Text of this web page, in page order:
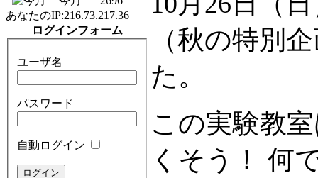
あなたのIP:216.73.217.36
ログインフォーム
ユーザ名
パスワード
自動ログイン
（秋の特別
た。
この実験教
くそう！ 何